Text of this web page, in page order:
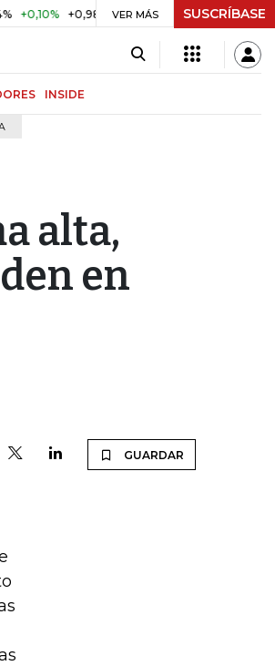
+0,98% UVR $ 417,01 +$ 0,05 +0,01%
VER MÁS SUSCRÍBASE
INSIDE
alta,
en
GUARDAR